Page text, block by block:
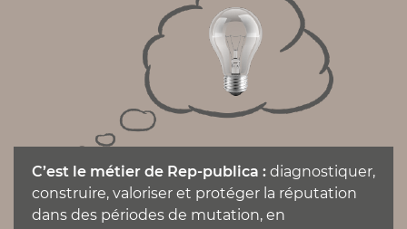
C’est le métier de Rep-publica : diagnostiquer,
construire, valoriser et protéger la réputation
dans des périodes de mutation, en